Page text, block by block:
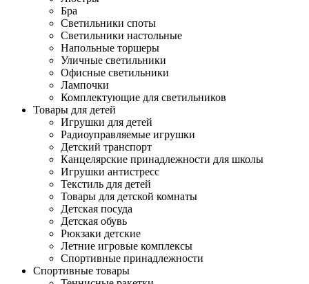
Бра
Светильники споты
Светильники настольные
Напольные торшеры
Уличные светильники
Офисные светильники
Лампочки
Комплектующие для светильников
Товары для детей
Игрушки для детей
Радиоуправляемые игрушки
Детский транспорт
Канцелярские принадлежности для школы
Игрушки антистресс
Текстиль для детей
Товары для детской комнаты
Детская посуда
Детская обувь
Рюкзаки детские
Летние игровые комплексы
Спортивные принадлежности
Спортивные товары